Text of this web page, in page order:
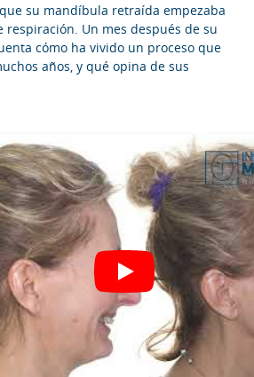
su mandíbula retraída empezaba
respiración. Un mes después de su
cómo ha vivido un proceso que
años, y qué opina de sus